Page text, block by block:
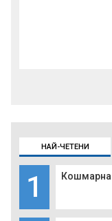
НАЙ-ЧЕТЕНИ
1 Кошмарна